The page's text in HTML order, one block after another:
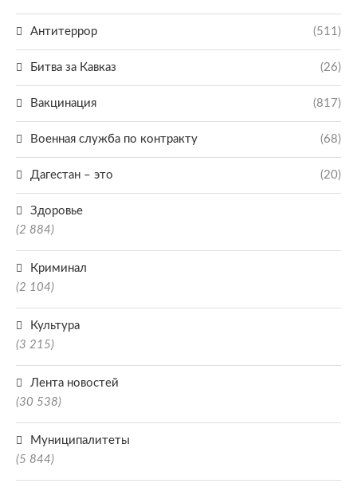
Антитеррор (511)
Битва за Кавказ (26)
Вакцинация (817)
Военная служба по контракту (68)
Дагестан – это (20)
Здоровье
(2 884)
Криминал
(2 104)
Культура
(3 215)
Лента новостей
(30 538)
Муниципалитеты
(5 844)